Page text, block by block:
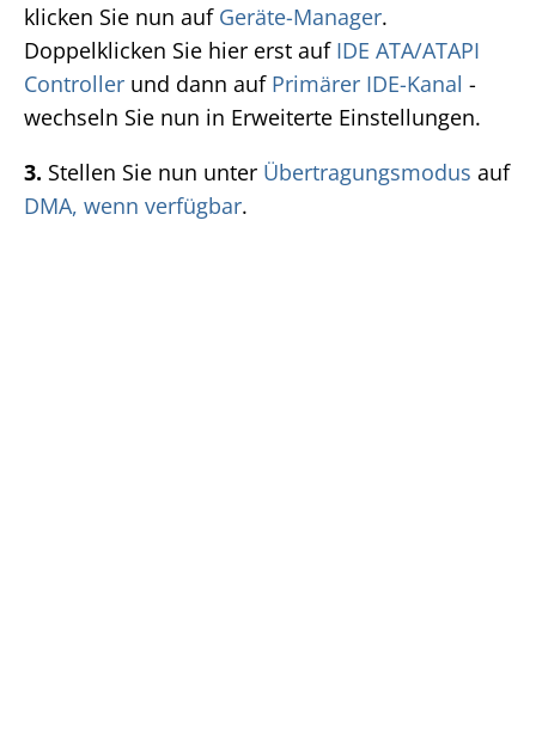
klicken Sie nun auf Geräte-Manager.
Doppelklicken Sie hier erst auf IDE ATA/ATAPI
Controller und dann auf Primärer IDE-Kanal -
wechseln Sie nun in Erweiterte Einstellungen.
3. Stellen Sie nun unter Übertragungsmodus auf
DMA, wenn verfügbar.